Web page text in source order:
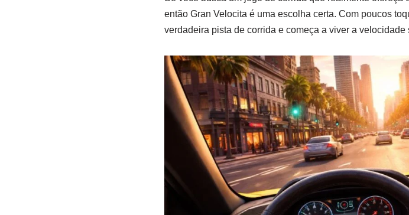
então Gran Velocita é uma escolha certa. Com poucos
verdadeira pista de corrida e começa a viver a velocidade